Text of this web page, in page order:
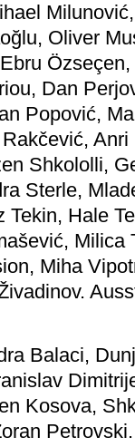
Oliver
Dan
Popović,
Shkololli,
Sterle,
Hale
Milica
Miha
Balaci,
Kosova,
Petrovski.